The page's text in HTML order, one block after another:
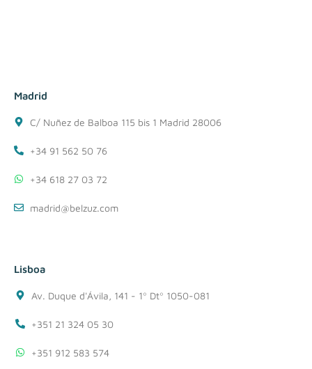
Madrid
C/ Nuñez de Balboa 115 bis 1 Madrid 28006
+34 91 562 50 76
+34 618 27 03 72
madrid@belzuz.com
Lisboa
Av. Duque d'Ávila, 141 - 1º Dtº 1050-081
+351 21 324 05 30
+351 912 583 574